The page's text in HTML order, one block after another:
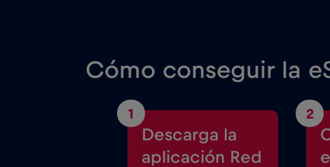
Cómo conseguir la
1
Descarga la
aplicación Red
2